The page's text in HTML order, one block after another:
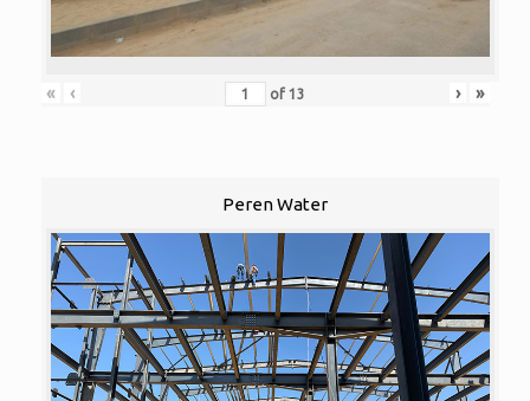
« ‹ of 13 › »
Peren Water